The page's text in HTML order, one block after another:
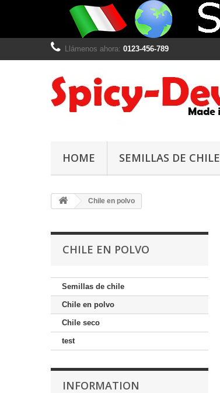
Llámenos ahora: 0123-456-789
HOME SEMILLAS DE CHILE
Chile en polvo
CHILE EN POLVO
Semillas de chile
Chile en polvo
Chile seco
test
INFORMATION